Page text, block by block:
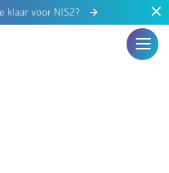
klaar voor NIS2?